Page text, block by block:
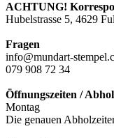
ACHTUNG!
Hubelstrasse 5, 4629
Fragen
info@mundart-
079 908 72 34
Öffnungszeiten /
Montag
Die genauen